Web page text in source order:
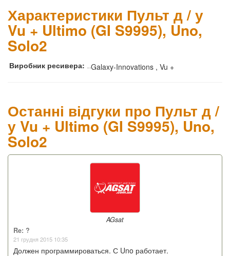
Характеристики Пульт д / у
Vu + Ultimo (GI S9995), Uno,
Solo2
Виробник ресивера: Galaxy-Innovations , Vu +
Останні відгуки про Пульт д /
у Vu + Ultimo (GI S9995), Uno,
Solo2
AGsat
Re: ?
21 грудня 2015 10:35
Должен программироваться. С Uno работает.